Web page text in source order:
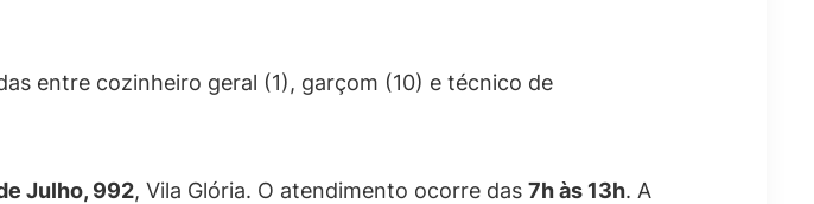
entre cozinheiro geral (1), garçom (10) e técnico de
Julho, 992, Vila Glória. O atendimento ocorre das 7h às 13h. A